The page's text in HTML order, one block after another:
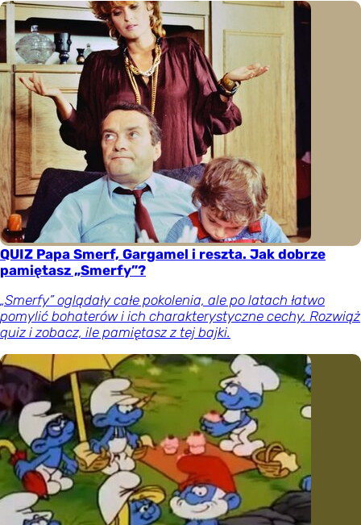
QUIZ Papa Smerf, Gargamel i reszta. Jak dobrze
pamiętasz „Smerfy”?
„Smerfy” oglądały całe pokolenia, ale po latach łatwo
pomylić bohaterów i ich charakterystyczne cechy. Rozwiąż
quiz i zobacz, ile pamiętasz z tej bajki.